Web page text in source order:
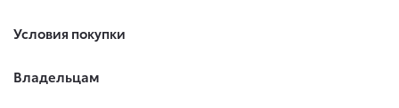
Условия покупки
Владельцам